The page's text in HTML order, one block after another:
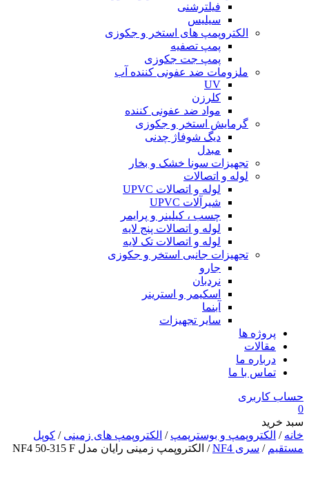
فیلترشنی
سیلیس
الکتروپمپ های استخر و جکوزی
پمپ تصفیه
پمپ جت جکوزی
ملزومات ضد عفونی کننده آب
UV
کلرزن
مواد ضد عفونی کننده
گرمایش استخر و جکوزی
دیگ شوفاژ چدنی
مبدل
تجهیزات سونا خشک و بخار
لوله و اتصالات
لوله و اتصالات UPVC
شیرآلات UPVC
چسب ، کیلینر و پرایمر
لوله و اتصالات پنج لایه
لوله و اتصالات تک لایه
تجهیزات جانبی استخر و جکوزی
جارو
نردبان
اسکیمر و استرینر
آبنما
سایر تجهیزات
پروژه ها
مقالات
درباره ما
تماس با ما
حساب کاربری
0
سبد خرید
خانه / الکتروپمپ و بوسترپمپ / الکتروپمپ های زمینی / کوپل
مستقیم / سری NF4 / الکتروپمپ زمینی رایان مدل NF4 50-315 F